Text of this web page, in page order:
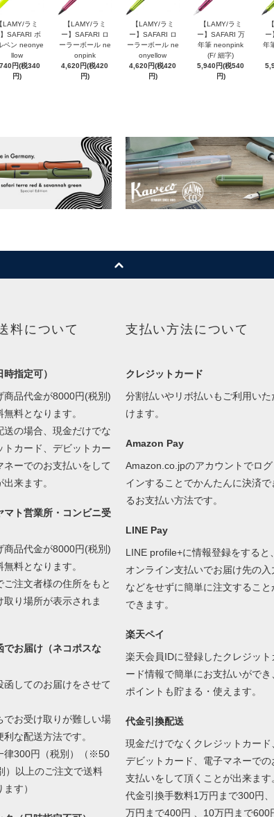
【LAMY/ラミ
SAFARI ボ
ペン neonye
llow
円(税340
円)
【LAMY/ラミ
ー】SAFARI ロ
ーラーボール ne
onpink
4,620円(税420
円)
【LAMY/ラミ
ー】SAFARI ロ
ーラーボール ne
onyellow
4,620円(税420
円)
【LAMY/ラミ
ー】SAFARI 万
年筆 neonpink
(F/ 細字)
5,940円(税540
円)
ー
年
料について
指定可）
商品代金が8000円(税別)
無料となります。
送の場合、現金だけでな
トカード、デビットカー
ネーでのお支払いをして
来ます。
マト営業所・コンビニ受
商品代金が8000円(税別)
無料となります。
ご注文者様の住所をもと
取り場所が表示されま
でお届け（ネコポスな
函してのお届けをさせて
でお受け取りが難しい場
な配送方法です。
律300円（税別）（※50
）以上のご注文で送料
す）
支払い方法について
クレジットカード
分割払いやリボ払いもご利用いた
けます。
Amazon Pay
Amazon.co.jpのアカウントでログ
インすることでかんたんに決済で
るお支払い方法です。
LINE Pay
LINE profile+に情報登録をすると
オンライン支払いでお届け先の入
などをせずに簡単に注文すること
できます。
楽天ペイ
楽天会員IDに登録したクレジット
ード情報で簡単にお支払いができ
ポイントも貯まる・使えます。
代金引換配送
現金だけでなくクレジットカード
デビットカード、電子マネーでの
支払いをして頂くことが出来ます
代金引換手数料1万円まで300円
万円まで400円 、10万円まで600